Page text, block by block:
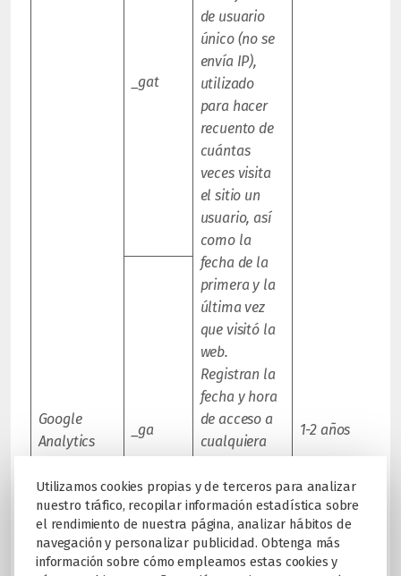
Google
Analytics
_gat
de usuario
único (no se
envía IP),
utilizado
para hacer
recuento de
cuántas
veces visita
el sitio un
usuario, así
como la
fecha de la
primera y la
última vez
que visitó la
web.
Registran la
fecha y hora
de acceso a
cualquiera
páginas del
portal.
Comprueban
la necesidad
1-2 años
_ga
Utilizamos cookies propias y de terceros para analizar
nuestro tráfico, recopilar información estadística sobre
el rendimiento de nuestra página, analizar hábitos de
navegación y personalizar publicidad. Obtenga más
información sobre cómo empleamos estas cookies y